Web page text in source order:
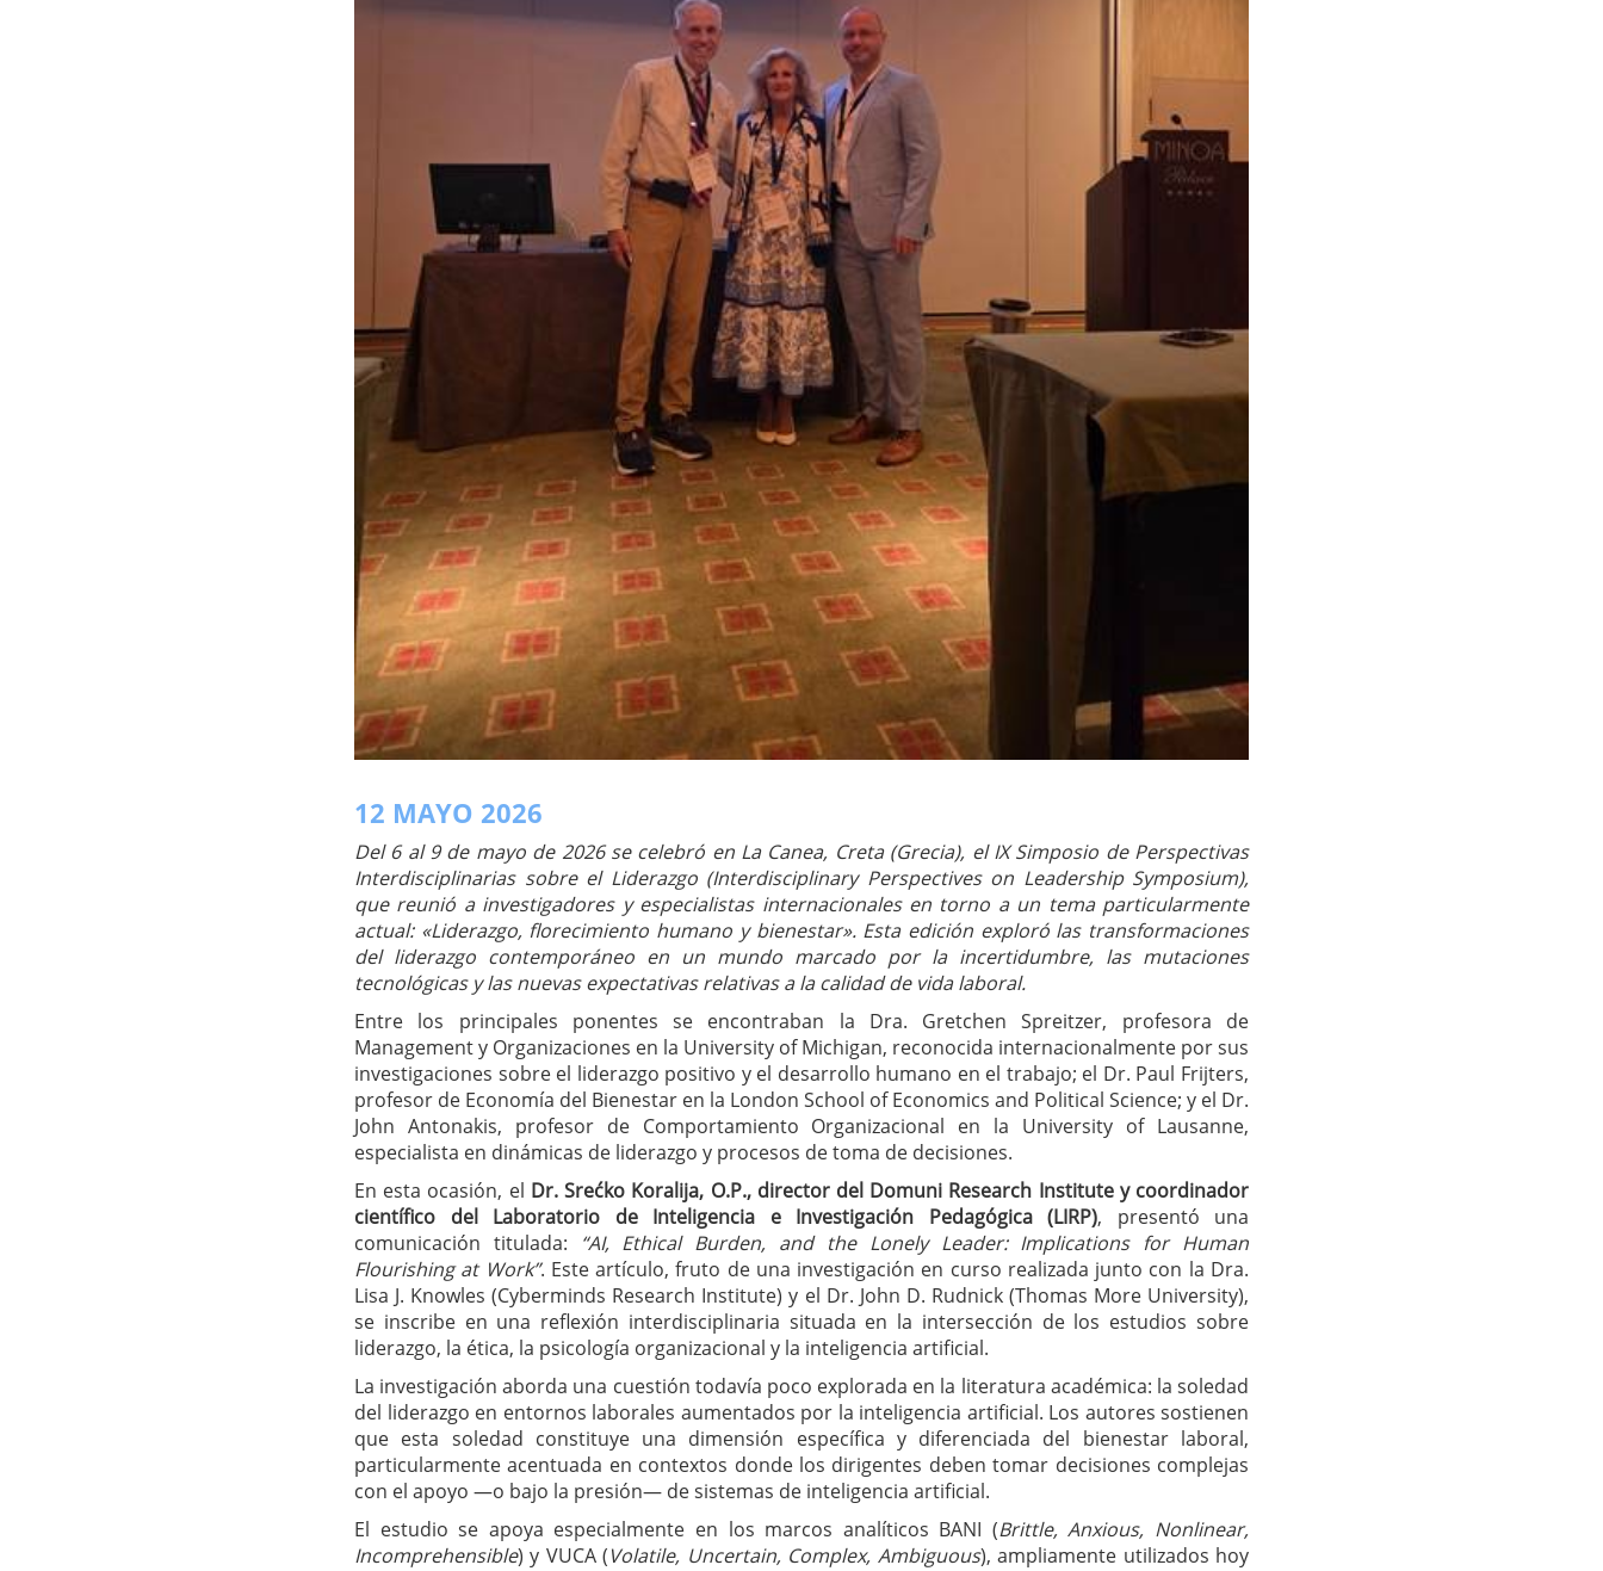
12 MAYO 2026
Del 6 al 9 de mayo de 2026 se celebró en La Canea, Creta (Grecia), el IX Simposio de Perspectivas
Interdisciplinarias sobre el Liderazgo (Interdisciplinary Perspectives on Leadership Symposium),
que reunió a investigadores y especialistas internacionales en torno a un tema particularmente
actual: «Liderazgo, florecimiento humano y bienestar». Esta edición exploró las transformaciones
del liderazgo contemporáneo en un mundo marcado por la incertidumbre, las mutaciones
tecnológicas y las nuevas expectativas relativas a la calidad de vida laboral.
Entre los principales ponentes se encontraban la Dra. Gretchen Spreitzer, profesora de
Management y Organizaciones en la University of Michigan, reconocida internacionalmente por sus
investigaciones sobre el liderazgo positivo y el desarrollo humano en el trabajo; el Dr. Paul Frijters,
profesor de Economía del Bienestar en la London School of Economics and Political Science; y el Dr.
John Antonakis, profesor de Comportamiento Organizacional en la University of Lausanne,
especialista en dinámicas de liderazgo y procesos de toma de decisiones.
En esta ocasión, el Dr. Srećko Koralija, O.P., director del Domuni Research Institute y coordinador
científico del Laboratorio de Inteligencia e Investigación Pedagógica (LIRP), presentó una
comunicación titulada:
“AI, Ethical Burden, and the Lonely Leader: Implications for Human
Flourishing at Work”. Este artículo, fruto de una investigación en curso realizada junto con la Dra.
Lisa J. Knowles (Cyberminds Research Institute) y el Dr. John D. Rudnick (Thomas More University),
se inscribe en una reflexión interdisciplinaria situada en la intersección de los estudios sobre
liderazgo, la ética, la psicología organizacional y la inteligencia artificial.
La investigación aborda una cuestión todavía poco explorada en la literatura académica: la soledad
del liderazgo en entornos laborales aumentados por la inteligencia artificial. Los autores sostienen
que esta soledad constituye una dimensión específica y diferenciada del bienestar laboral,
particularmente acentuada en contextos donde los dirigentes deben tomar decisiones complejas
con el apoyo —o bajo la presión— de sistemas de inteligencia artificial.
El estudio se apoya especialmente en los marcos analíticos BANI (Brittle, Anxious, Nonlinear,
Incomprehensible) y VUCA (Volatile, Uncertain, Complex, Ambiguous), ampliamente utilizados hoy